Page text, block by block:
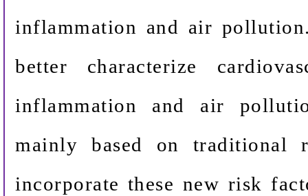
inflammation and air
better characterize
inflammation and air
mainly based on traditional
incorporate these new risk